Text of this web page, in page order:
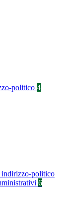
politico 4
indirizzo-politico
6